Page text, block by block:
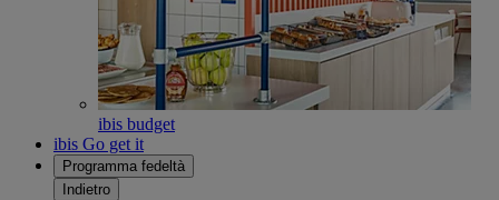
ibis budget
ibis Go get it
Programma fedeltà
Indietro